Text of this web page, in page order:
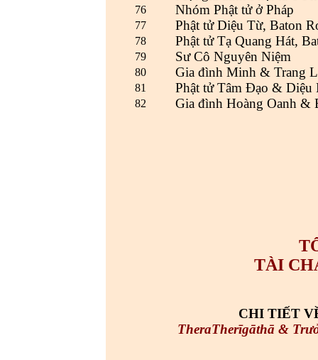
76 Nhóm Phật tử ở Pháp
77 Phật tử Diệu Từ, Baton
78 Phật tử Tạ Quang Hát,
79 Sư Cô Nguyên Niệm
80 Gia đình Minh & Trang
81 Phật tử Tâm Đạo & Diệu
82 Gia đình Hoàng Oanh &
TÀI
CHI TIẾT
TheraTherīgāthā &